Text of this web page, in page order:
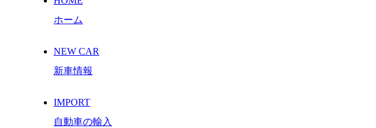
ホーム
NEW CAR
新車情報
IMPORT
自動車の輸入